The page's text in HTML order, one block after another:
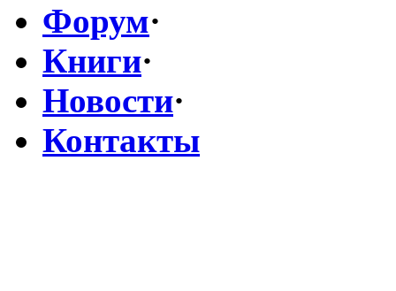
Форум·
Книги·
Новости·
Контакты